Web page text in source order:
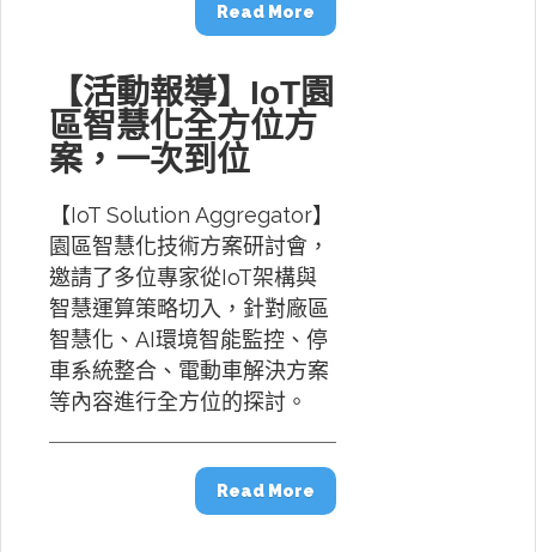
Read More
【活動報導】IoT園
區智慧化全方位方
案，一次到位
【IoT Solution Aggregator】
園區智慧化技術方案研討會，
邀請了多位專家從IoT架構與
智慧運算策略切入，針對廠區
智慧化、AI環境智能監控、停
車系統整合、電動車解決方案
等內容進行全方位的探討。
Read More